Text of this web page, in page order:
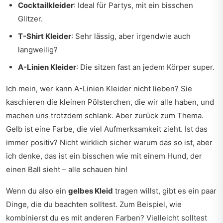
Cocktailkleider: Ideal für Partys, mit ein bisschen
Glitzer.
T-Shirt Kleider: Sehr lässig, aber irgendwie auch
langweilig?
A-Linien Kleider: Die sitzen fast an jedem Körper super.
Ich mein, wer kann A-Linien Kleider nicht lieben? Sie
kaschieren die kleinen Pölsterchen, die wir alle haben, und
machen uns trotzdem schlank. Aber zurück zum Thema.
Gelb ist eine Farbe, die viel Aufmerksamkeit zieht. Ist das
immer positiv? Nicht wirklich sicher warum das so ist, aber
ich denke, das ist ein bisschen wie mit einem Hund, der
einen Ball sieht – alle schauen hin!
Wenn du also ein gelbes Kleid tragen willst, gibt es ein paar
Dinge, die du beachten solltest. Zum Beispiel, wie
kombinierst du es mit anderen Farben? Vielleicht solltest